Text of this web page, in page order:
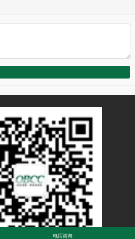
电话咨询